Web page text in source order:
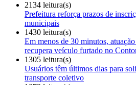
2134 leitura(s)
Prefeitura reforça prazos de
municipais
1430 leitura(s)
Em menos de 30 minutos,
recupera veículo furtado no
1305 leitura(s)
Usuários têm últimos dias para
transporte coletivo